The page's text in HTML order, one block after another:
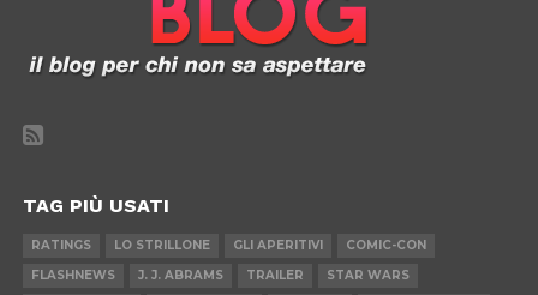
TAG PIÙ USATI
RATINGS LO STRILLONE GLI APERITIVI
COMIC-CON
FLASHNEWS
J. J. ABRAMS TRAILER
STAR WARS